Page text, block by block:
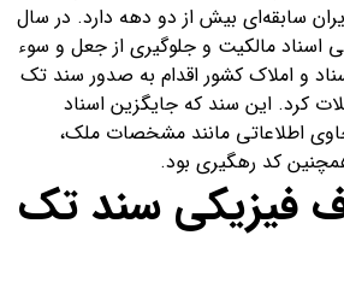
سابقه‌ای بیش از دو دهه دارد. در سال
اسناد مالکیت و جلوگیری از جعل و سوء
و املاک کشور اقدام به صدور سند تک
کرد. این سند که جایگزین اسناد
اطلاعاتی مانند مشخصات ملک،
کد رهگیری بود.
فیزیکی سند تک